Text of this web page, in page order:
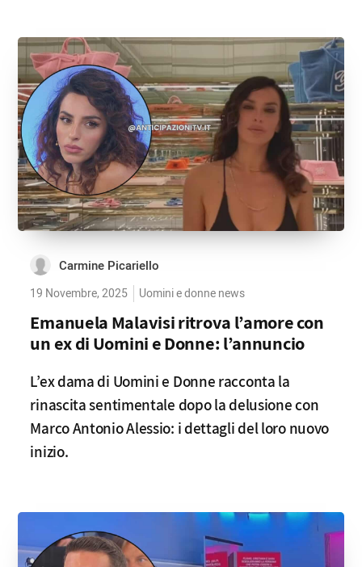
Carmine Picariello
19 Novembre, 2025 Uomini e donne news
Emanuela Malavisi ritrova l’amore con
un ex di Uomini e Donne: l’annuncio
L’ex dama di Uomini e Donne racconta la
rinascita sentimentale dopo la delusione con
Marco Antonio Alessio: i dettagli del loro nuovo
inizio.